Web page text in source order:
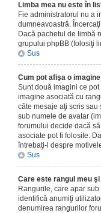
Limba mea nu este în
Fie administratorul nu a
dumneavoastră.
Dacă pachetul de limbă
grupului phpBB (folosiţi
Sus
Cum pot afişa o
Sunt două imagini ce
imagine asociată cu
câte mesaje aţi scris
sub numele de avatar
forumului decide dacă
asociate pot fi folosite.
întrebaţi-l despre
Sus
Care este rangul meu
Rangurile, care apar
identifică anumiţi
denumirea rangurilor